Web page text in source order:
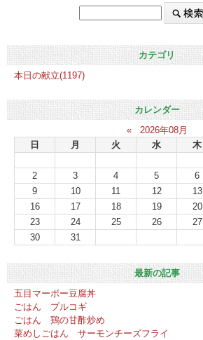
カテゴリ
本日の献立(1197)
カレンダー
«
2026年08月
日
月 火 水 木
2
3 4 5 6
9
10 11 12 13
16
17 18 19 20
23
24 25 26 27
30
31
最新の記事
五目マーボー豆腐丼
ごはん プルコギ
ごはん 鶏の甘酢炒め
菜めしごはん サーモンチーズフライ